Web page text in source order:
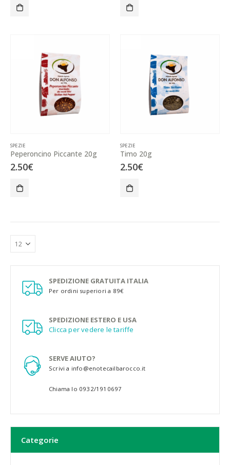
SPEZIE
Peperoncino Piccante 20g
2.50€
SPEZIE
Timo 20g
2.50€
SPEDIZIONE GRATUITA ITALIA
Per ordini superiori a 89€
SPEDIZIONE ESTERO E USA
Clicca per vedere le tariffe
SERVE AIUTO?
Scrivi a info@enotecailbarocco.it
Chiama lo 0932/1910697
Categorie